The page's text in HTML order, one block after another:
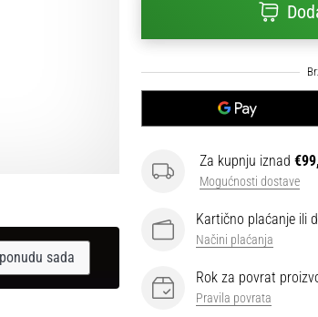
Za kupnju iznad
Mogućnosti dostave
Kartično plaćanje ili
Načini plaćanja
Rok za povrat
Pravila povrata
sada